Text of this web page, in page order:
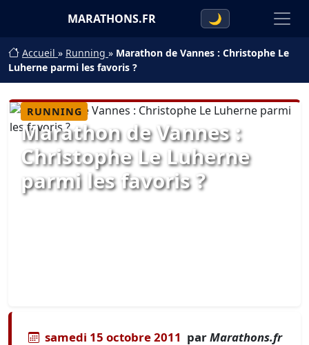
MARATHONS.FR 🌙
Accueil » Running » Marathon de Vannes : Christophe Le
Luherne parmi les favoris ?
RUNNING
Marathon de Vannes :
Christophe Le Luherne
parmi les favoris ?
samedi 15 octobre 2011 parMarathons.fr